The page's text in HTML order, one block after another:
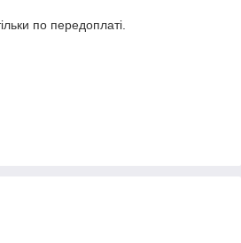
по передоплаті.